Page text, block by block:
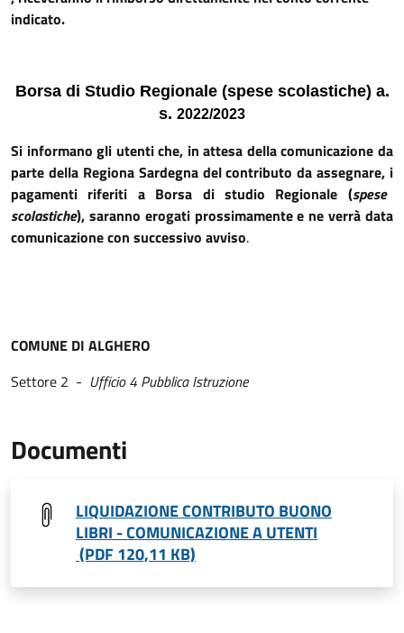
indicato.
Borsa di Studio Regionale (spese scolastiche) a.
s. 2022/2023
Si informano gli utentiche, in attesa della comunicazione da
parte dellaRegiona Sardegna del contributo da assegnare, i
pagamenti riferiti a Borsa di studio Regionale (spese
scolastiche), saranno erogati prossimamente e ne verrà data
comunicazionecon successivo avviso.
COMUNE DI ALGHERO
Settore 2 - Ufficio 4 Pubblica Istruzione
Documenti
LIQUIDAZIONE CONTRIBUTO BUONO
LIBRI - COMUNICAZIONE A UTENTI
(PDF 120,11 KB)